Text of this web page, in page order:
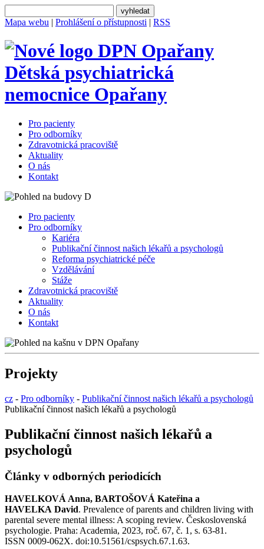
Mapa webu | Prohlášení o přístupnosti | RSS
Dětská psychiatrická
nemocnice Opařany
Pro pacienty
Pro odborníky
Zdravotnická pracoviště
Aktuality
O nás
Kontakt
Pro pacienty
Pro odborníky
Kariéra
Publikační činnost našich lékařů a psychologů
Reforma psychiatrické péče
Vzdělávání
Stáže
Zdravotnická pracoviště
Aktuality
O nás
Kontakt
Projekty
cz - Pro odborníky - Publikační činnost našich lékařů a psychologů
Publikační činnost našich lékařů a psychologů
Publikační činnost našich lékařů a
psychologů
Články v odborných periodicích
HAVELKOVÁ Anna, BARTOŠOVÁ Kateřina a
HAVELKA David. Prevalence of parents and children living with
parental severe mental illness: A scoping review. Československá
psychologie. Praha: Academia, 2023, roč. 67, č. 1, s. 63-81.
ISSN 0009-062X. doi:10.51561/cspsych.67.1.63.